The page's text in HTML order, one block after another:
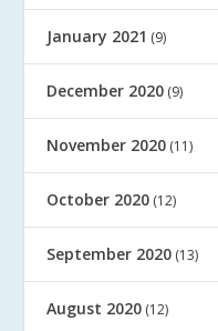
January 2021 (9)
December 2020 (9)
November 2020 (11)
October 2020 (12)
September 2020 (13)
August 2020 (12)